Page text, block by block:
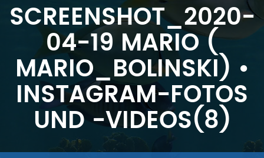
SCREENSHOT_2020-
04-19 MARIO (
MARIO_BOLINSKI) •
INSTAGRAM-FOTOS
UND -VIDEOS(8)